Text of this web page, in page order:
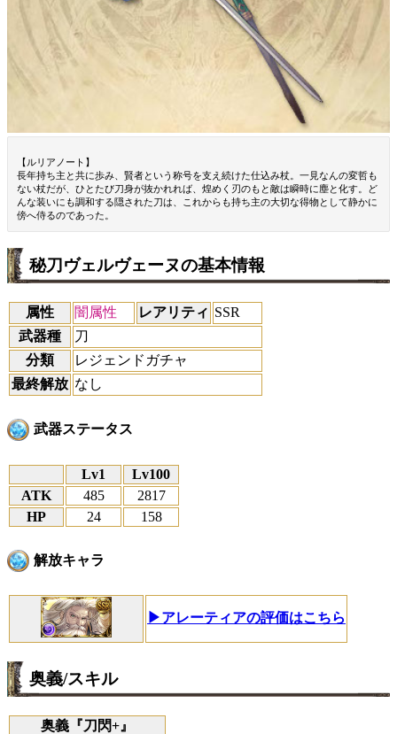
【ルリアノート】
長年持ち主と共に歩み、賢者という称号を支え続けた仕込み杖。一見なんの変哲も
ない杖だが、ひとたび刀身が抜かれれば、煌めく刃のもと敵は瞬時に塵と化す。ど
んな装いにも調和する隠された刀は、これからも持ち主の大切な得物として静かに
傍へ侍るのであった。
秘刀ヴェルヴェーヌの基本情報
属性 闇属性 レアリティ SSR
武器種
刀
分類
レジェンドガチャ
最終解放 なし
武器ステータス
Lv1
Lv100
ATK
485
2817
HP
24 158
解放キャラ
▶アレーティアの評価はこちら
奥義/スキル
奥義『刀閃+』